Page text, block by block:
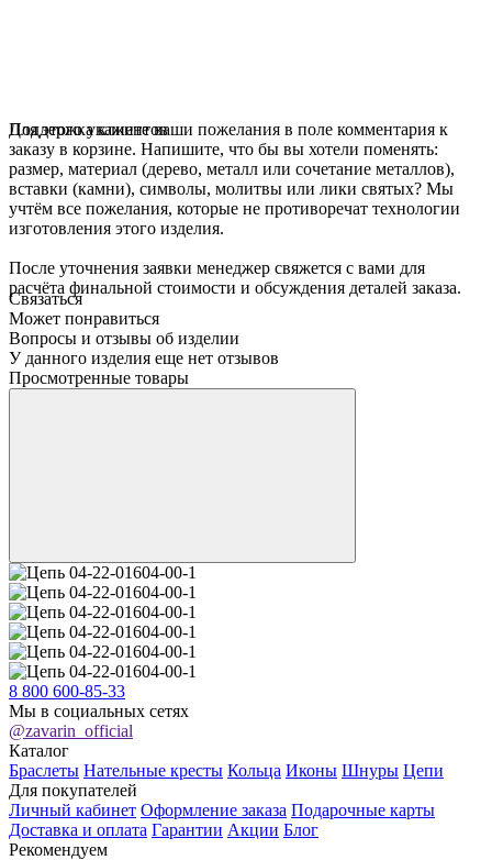
Для этого укажите ваши пожелания в поле комментария к
заказу в корзине. Напишите, что бы вы хотели поменять:
размер, материал (дерево, металл или сочетание металлов),
вставки (камни), символы, молитвы или лики святых? Мы
учтём все пожелания, которые не противоречат технологии
изготовления этого изделия.
После уточнения заявки менеджер свяжется с вами для
расчёта финальной стоимости и обсуждения деталей заказа.
Поддержка клиентов
Связаться
Может понравиться
Вопросы и отзывы об изделии
У данного изделия еще нет отзывов
Просмотренные товары
8 800 600-85-33
Мы в социальных сетях
@zavarin_official
Каталог
Браслеты Нательные кресты Кольца Иконы Шнуры Цепи
Для покупателей
Личный кабинет Оформление заказа Подарочные карты
Доставка и оплата Гарантии Акции Блог
Рекомендуем